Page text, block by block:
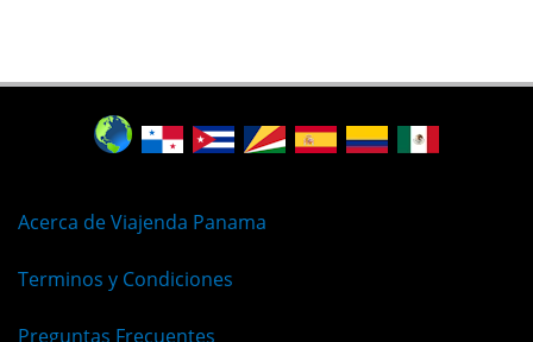
Acerca de Viajenda Panama
Terminos y Condiciones
Preguntas Frecuentes